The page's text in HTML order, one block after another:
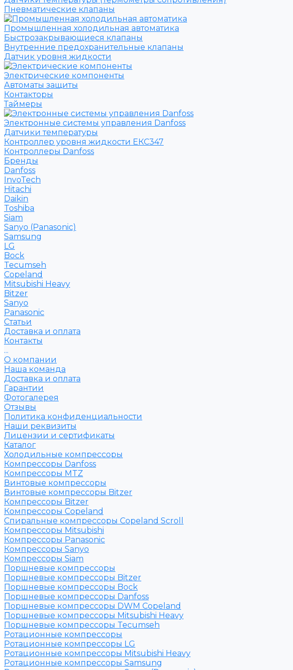
Пневматические клапаны
Промышленная холодильная автоматика
Быстрозакрывающиеся клапаны
Внутренние предохранительные клапаны
Датчик уровня жидкости
Электрические компоненты
Автоматы защиты
Контакторы
Таймеры
Электронные системы управления Danfoss
Датчики температуры
Контроллер уровня жидкости ЕКС347
Контроллеры Danfoss
Бренды
Danfoss
InvoTech
Hitachi
Daikin
Toshiba
Siam
Sanyo (Panasonic)
Samsung
LG
Bock
Tecumseh
Copeland
Mitsubishi Heavy
Bitzer
Sanyo
Рanasonic
Статьи
Доставка и оплата
Контакты
...
О компании
Наша команда
Доставка и оплата
Гарантии
Фотогалерея
Отзывы
Политика конфиденциальности
Наши реквизиты
Лицензии и сертификаты
Каталог
Холодильные компрессоры
Компрессоры Danfoss
Компрессоры MTZ
Винтовые компрессоры
Винтовые компрессоры Bitzer
Компрессоры Bitzer
Компрессоры Copeland
Спиральные компрессоры Copeland Scroll
Компрессоры Mitsubishi
Компрессоры Panasonic
Компрессоры Sanyo
Компрессоры Siam
Поршневые компрессоры
Поршневые компрессоры Bitzer
Поршневые компрессоры Bock
Поршневые компрессоры Danfoss
Поршневые компрессоры DWM Copeland
Поршневые компрессоры Mitsubishi Heavy
Поршневые компрессоры Tecumseh
Ротационные компрессоры
Ротационные компрессоры LG
Ротационные компрессоры Mitsubishi Heavy
Ротационные компрессоры Samsung